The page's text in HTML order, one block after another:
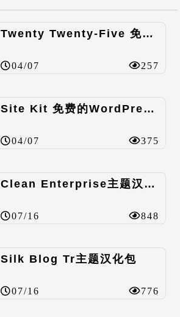
Twenty Twenty-Five 免费的WordPress内容主题
04/07 257
Site Kit 免费的WordPress数据统计插件
04/07 375
Clean Enterprise主题汉化包
07/16 848
Silk Blog Tr主题汉化包
07/16 776